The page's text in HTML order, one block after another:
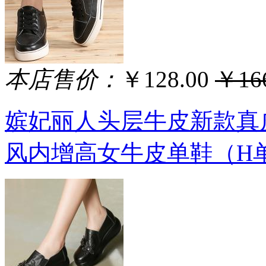
本店售价： ￥128.00 ￥
嫔妃丽人头层牛皮新款
风内增高女牛皮单鞋（H